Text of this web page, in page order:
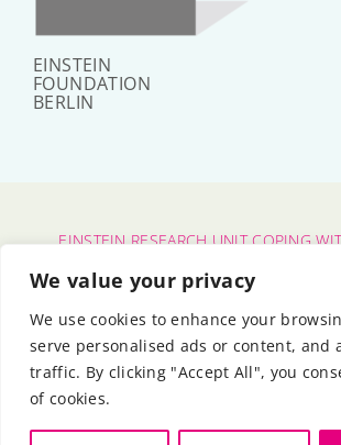
We value your privacy
We use cookies to enhance your
serve personalised ads or content, and
traffic. By clicking "Accept All", you
of cookies.
EINSTEIN
FOUNDATION
BERLIN
EINSTEIN RESEARCH UNIT COPING
POLARIZATION
CHARITÉ – UNIVERSITÄTSMEDIZIN BERLIN
|
HU BERLIN
BERLIN UNIVERSITY ALLIANCE |
BERLIN